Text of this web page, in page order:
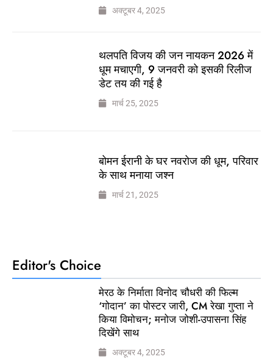
अक्टूबर 4, 2025
थलपति विजय की जन नायकन 2026 में
धूम मचाएगी, 9 जनवरी को इसकी रिलीज
डेट तय की गई है
मार्च 25, 2025
बोमन ईरानी के घर नवरोज की धूम, परिवार
के साथ मनाया जश्न
मार्च 21, 2025
Editor's Choice
मेरठ के निर्माता विनोद चौधरी की फिल्म
‘गोदान’ का पोस्टर जारी, CM रेखा गुप्ता ने
किया विमोचन; मनोज जोशी-उपासना सिंह
दिखेंगे साथ
अक्टूबर 4, 2025